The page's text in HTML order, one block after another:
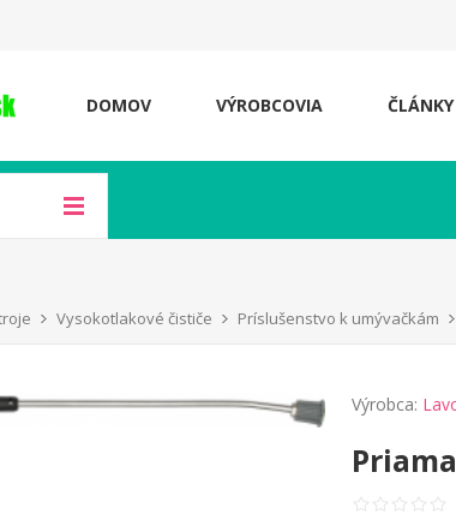
DOMOV VÝROBCOVIA ČLÁNKY
Vysokotlakové čističe Príslušenstvo k umývačkám
Výrobca: